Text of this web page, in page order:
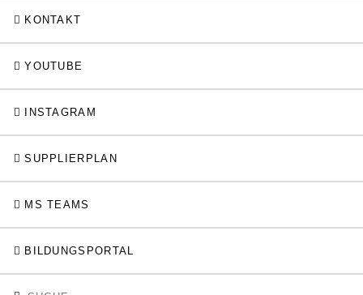
KONTAKT
YOUTUBE
INSTAGRAM
SUPPLIERPLAN
MS TEAMS
BILDUNGSPORTAL